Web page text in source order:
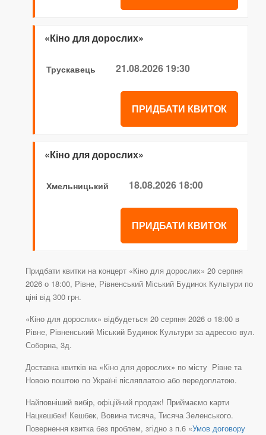
«Кіно для дорослих»
Трускавець 21.08.2026 19:30
ПРИДБАТИ КВИТОК
«Кіно для дорослих»
Хмельницький 18.08.2026 18:00
ПРИДБАТИ КВИТОК
Придбати квитки на концерт «Кіно для дорослих» 20 серпня
2026 о 18:00, Рівне, Рівненський Міський Будинок Культури по
ціні від 300 грн.
«Кіно для дорослих» відбудеться 20 серпня 2026 о 18:00 в
Рівне, Рівненський Міський Будинок Культури за адресою вул.
Соборна, 3д.
Доставка квитків на «Кіно для дорослих» по місту Рівне та
Новою поштою по Україні післяплатою або передоплатою.
Найповніший вибір, офіційний продаж! Приймаємо карти
Нацкешбек! Кешбек, Вовина тисяча, Тисяча Зеленського.
Повернення квитка без проблем, згідно з п.6 «Умов договору